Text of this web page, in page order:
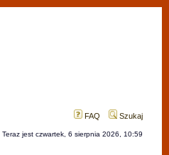
FAQ Szukaj
Teraz jest czwartek, 6 sierpnia 2026, 10:59